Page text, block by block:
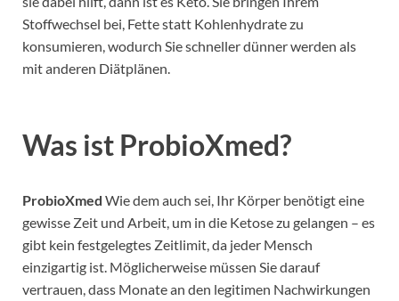
Stoffwechsel bei, Fette statt Kohlenhydrate zu
konsumieren, wodurch Sie schneller dünner werden als
mit anderen Diätplänen.
Was ist ProbioXmed?
ProbioXmed Wie dem auch sei, Ihr Körper benötigt eine
gewisse Zeit und Arbeit, um in die Ketose zu gelangen – es
gibt kein festgelegtes Zeitlimit, da jeder Mensch
einzigartig ist. Möglicherweise müssen Sie darauf
vertrauen, dass Monate an den legitimen Nachwirkungen